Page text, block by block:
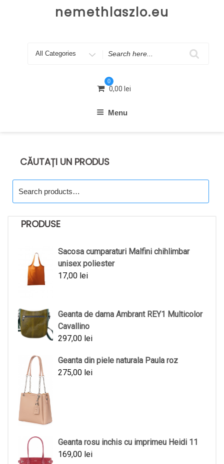
nemethlaszlo.eu
Search
0
0,00 lei
Menu
CĂUTAȚI UN PRODUS
for:
PRODUSE
Sacosa cumparaturi Malfini chihlimbar
unisex poliester
17,00 lei
Geanta de dama Ambrant REY1 Multicolor
Cavallino
297,00 lei
Geanta din piele naturala Paula roz
275,00 lei
Geanta rosu inchis cu imprimeu Heidi 11
169,00 lei